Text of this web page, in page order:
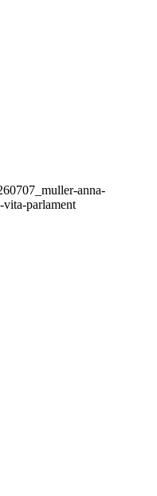
anna-
vita-parlament